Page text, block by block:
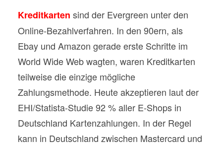
Kreditkarten sind der Evergreen unter den
Online-Bezahlverfahren. In den 90ern, als
Ebay und Amazon gerade erste Schritte im
World Wide Web wagten, waren Kreditkarten
teilweise die einzige mögliche
Zahlungsmethode. Heute akzeptieren laut der
EHI/Statista-Studie 92 % aller E-Shops in
Deutschland Kartenzahlungen. In der Regel
kann in Deutschland zwischen Mastercard und